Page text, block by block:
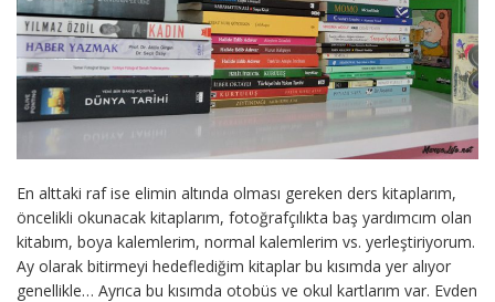
En alttaki raf ise elimin altında olması gereken ders kitaplarım,
öncelikli okunacak kitaplarım, fotoğrafçılıkta baş yardımcım olan
kitabım, boya kalemlerim, normal kalemlerim vs. yerleştiriyorum.
Ay olarak bitirmeyi hedeflediğim kitaplar bu kısımda yer alıyor
genellikle… Ayrıca bu kısımda otobüs ve okul kartlarım var. Evden